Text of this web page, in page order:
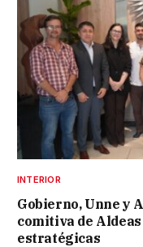
INTERIOR
Gobierno, Unne y
comitiva de
estratégicas